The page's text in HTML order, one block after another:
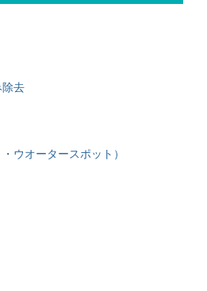
去
ウオータースポット）